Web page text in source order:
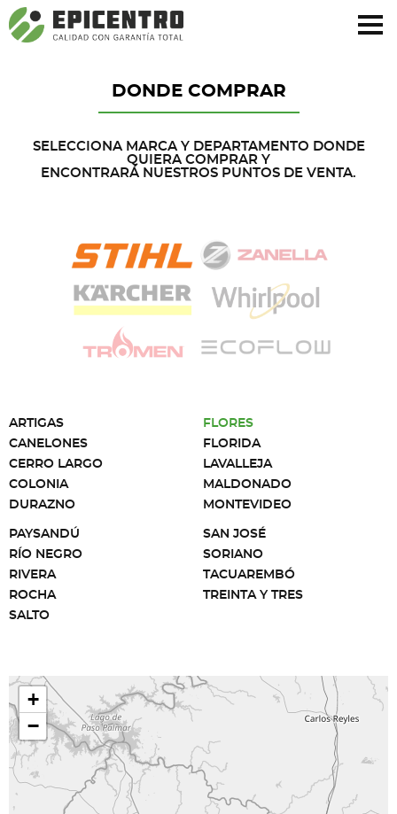
¿Olvidó su contraseña?Regístrese aquí
DONDE COMPRAR
SELECCIONA MARCA Y DEPARTAMENTO DONDE
QUIERA COMPRAR Y
ENCONTRARÁ NUESTROS PUNTOS DE VENTA.
ARTIGAS
CANELONES
CERRO LARGO
COLONIA
DURAZNO
FLORES
FLORIDA
LAVALLEJA
MALDONADO
MONTEVIDEO
PAYSANDÚ
RÍO NEGRO
RIVERA
ROCHA
SALTO
SAN JOSÉ
SORIANO
TACUAREMBÓ
TREINTA Y TRES
+
−